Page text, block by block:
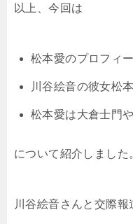
以上、今回は
松本愛のプロフィ
川谷絵音の彼女松
松本愛は大倉士門
について紹介しました
川谷絵音さんと交際報